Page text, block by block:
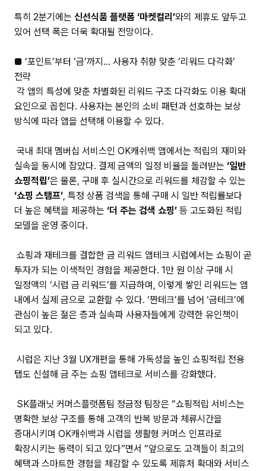
특히 2분기에는 신선식품 플랫폼 ‘마켓컬리’와의 제휴도 앞두고
있어 선택 폭은 더욱 확대될 전망이다.
■ ‘포인트’부터 ‘금’까지… 사용자 취향 맞춘 ‘리워드 다각화’
전략
각 앱의 특성에 맞춘 차별화된 리워드 구조 다각화도 이용 확대
요인으로 꼽힌다. 사용자는 본인의 소비 패턴과 선호하는 보상
방식에 따라 앱을 선택해 이용할 수 있다.
국내 최대 멤버십 서비스인 OK캐쉬백 앱에서는 적립의 재미와
실속을 동시에 잡았다. 결제 금액의 일정 비율을 돌려받는 ‘일반
쇼핑적립’은 물론, 구매 후 실시간으로 리워드를 체감할 수 있는
‘쇼핑 스탬프’, 특정 상품 검색을 통해 구매 시 일반 적립률보다
더 높은 혜택을 제공하는 ‘더 주는 검색 쇼핑’ 등 고도화된 적립
모델을 운영 중이다.
쇼핑과 재테크를 결합한 금 리워드 앱테크 시럽에서는 쇼핑이 곧
투자가 되는 이색적인 경험을 제공한다. 1만 원 이상 구매 시
일정액의 ‘시럽 금 리워드’를 지급하며, 이렇게 쌓인 리워드는 앱
내에서 실제 금으로 교환할 수 있다. ‘짠테크’를 넘어 ‘금테크’에
관심이 높은 젊은 층과 실속파 사용자들에게 강력한 유인책이
되고 있다.
시럽은 지난 3월 UX개편을 통해 가독성을 높인 쇼핑적립 전용
탭도 신설해 금 주는 쇼핑 앱테크로 서비스를 강화했다.
SK플래닛 커머스플랫폼팀 정금정 팀장은 “쇼핑적립 서비스는
명확한 보상 구조를 통해 고객의 반복 방문과 체류시간을
증대시키며 OK캐쉬백과 시럽을 생활형 커머스 인프라로
확장시키는 동력이 되고 있다”면서 “앞으로도 고객들이 최고의
혜택과 스마트한 경험을 체감할 수 있도록 제휴처 확대와 서비스